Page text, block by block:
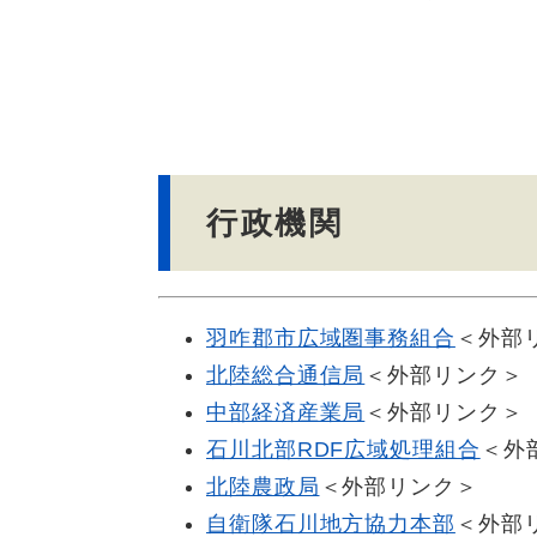
行政機関
羽咋郡市広域圏事務組合 ＜外部
北陸総合通信局 ＜外部リンク＞
中部経済産業局 ＜外部リンク＞
石川北部RDF広域処理組合 ＜外
北陸農政局 ＜外部リンク＞
自衛隊石川地方協力本部 ＜外部